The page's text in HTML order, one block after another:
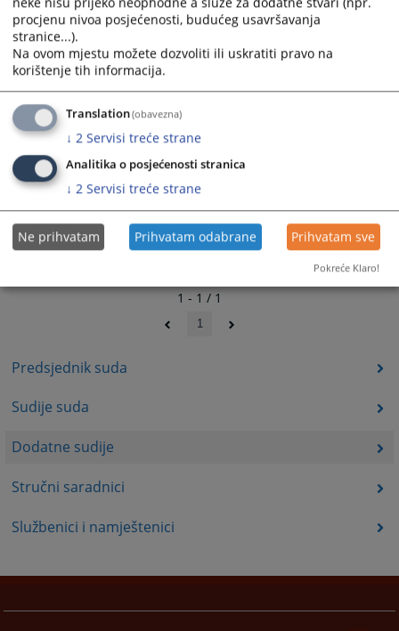
Predsjednik suda
Sudije suda
Dodatne sudije
Stručni saradnici
Službenici i namještenici
1 - 1 / 1
1
procjenu nivoa posjećenosti, budućeg usavršavanja
stranice...).
Na ovom mjestu možete dozvoliti ili uskratiti pravo na
korištenje tih informacija.
Translation(obavezna)
↓ 2 Servisi treće strane
Analitika o posjećenosti stranica
↓ 2 Servisi treće strane
Ne prihvatam Prihvatam odabrane Prihvatam sve
Pokreće Klaro!